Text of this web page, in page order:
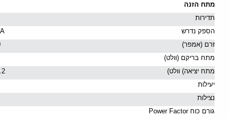
מתח הזנה
תדירות
הספק נדרש
זרם (אמפר)
מתח בריקם (וולט)
מתח יציאה) וולט)
יעילות
נצילות
גורם כוחPower Factor